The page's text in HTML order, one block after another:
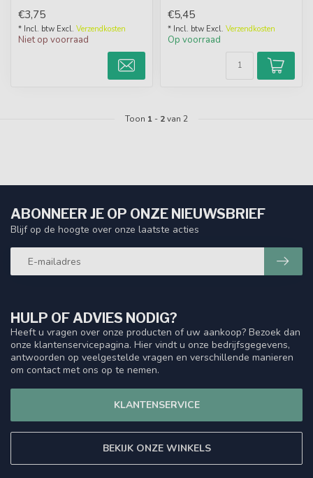
geschik...
€3,75
* Incl. btw Excl. Verzendkosten
Niet op voorraad
kleuren. Ma...
€5,45
* Incl. btw Excl. Verzendkosten
Op voorraad
Toon 1 - 2van 2
HULP OF ADVIES NODIG?
Heeft u vragen over onze producten of uw aankoop? Bezoek dan
onze klantenservicepagina. Hier vindt u onze bedrijfsgegevens,
antwoorden op veelgestelde vragen en verschillende manieren
om contact met ons op te nemen.
KLANTENSERVICE
BEKIJK ONZE WINKELS
ABONNEER JE OP ONZE NIEUWSBRIEF
Blijf op de hoogte over onze laatste acties